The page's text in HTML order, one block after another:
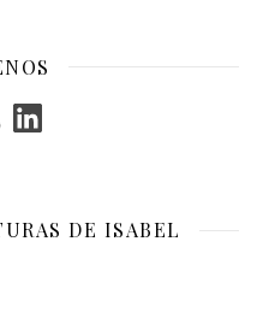
LinkedIn
DE ISABEL